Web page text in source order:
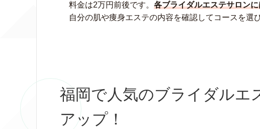
料金は2万円前後です。 各ブライダルエステサロン
自分の肌や痩身エステの内容を確認してコースを選
福岡で人気のブライダルエ
アップ！